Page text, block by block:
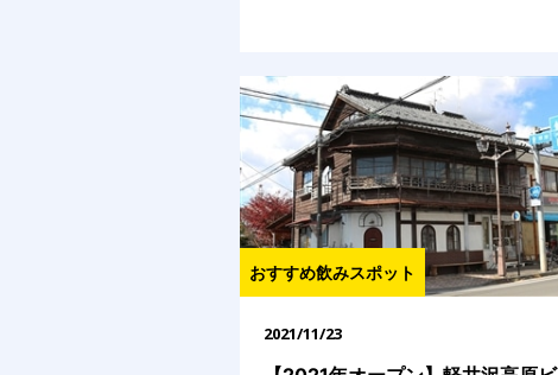
おすすめ飲みスポット
2021/11/23